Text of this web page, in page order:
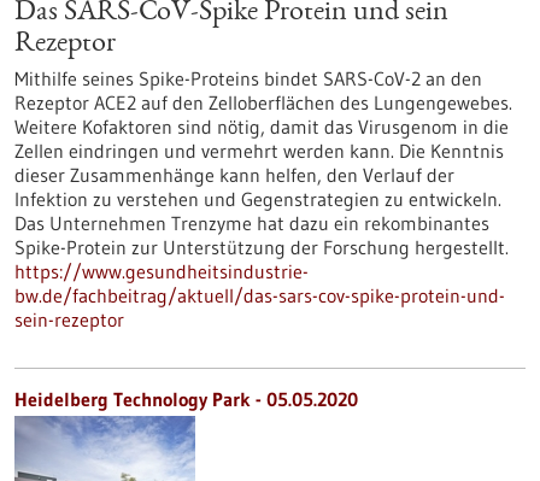
Das SARS-CoV-Spike Protein und sein
Rezeptor
Mithilfe seines Spike-Proteins bindet SARS-CoV-2 an den
Rezeptor ACE2 auf den Zelloberflächen des Lungengewebes.
Weitere Kofaktoren sind nötig, damit das Virusgenom in die
Zellen eindringen und vermehrt werden kann. Die Kenntnis
dieser Zusammenhänge kann helfen, den Verlauf der
Infektion zu verstehen und Gegenstrategien zu entwickeln.
Das Unternehmen Trenzyme hat dazu ein rekombinantes
Spike-Protein zur Unterstützung der Forschung hergestellt.
https://www.gesundheitsindustrie-
bw.de/fachbeitrag/aktuell/das-sars-cov-spike-protein-und-
sein-rezeptor
Heidelberg Technology Park - 05.05.2020